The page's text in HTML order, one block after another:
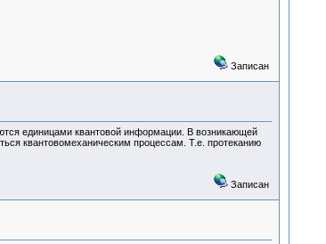
Записан
единицами квантовой информации. В возникающей
квантовомеханическим процессам. Т.е. протеканию
Записан